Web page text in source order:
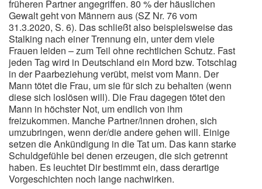
früheren Partner angegriffen. 80 % der häuslichen
Gewalt geht von Männern aus (SZ Nr. 76 vom
31.3.2020, S. 6). Das schließt also beispielsweise das
Stalking nach einer Trennung ein, unter dem viele
Frauen leiden – zum Teil ohne rechtlichen Schutz. Fast
jeden Tag wird in Deutschland ein Mord bzw. Totschlag
in der Paarbeziehung verübt, meist vom Mann. Der
Mann tötet die Frau, um sie für sich zu behalten (wenn
diese sich loslösen will). Die Frau dagegen tötet den
Mann in höchster Not, um endlich von ihm
freizukommen. Manche Partner/innen drohen, sich
umzubringen, wenn der/die andere gehen will. Einige
setzen die Ankündigung in die Tat um. Das kann starke
Schuldgefühle bei denen erzeugen, die sich getrennt
haben. Es leuchtet Dir bestimmt ein, dass derartige
Vorgeschichten noch lange nachwirken.